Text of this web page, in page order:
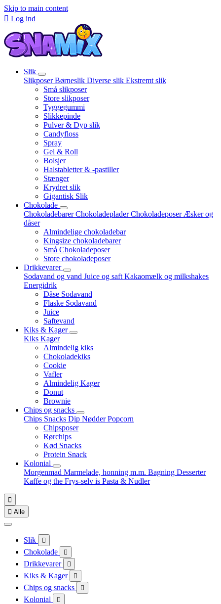
Skip to main content
 Log ind
Slik
SlikposerBørneslik Diverse slik Ekstremt slik
Små slikposer
Store slikposer
Tyggegummi
Slikkepinde
Pulver & Dyp slik
Candyfloss
Spray
Gel & Roll
Bolsjer
Halstabletter & -pastiller
Stænger
Krydret slik
Gigantisk Slik
Chokolade
ChokoladebarerChokoladepladerChokoladeposer Æsker og
dåser
Almindelige chokoladebar
Kingsize chokoladebarer
Små Chokoladeposer
Store chokoladeposer
Drikkevarer
Sodavand og vand Juice og saft Kakaomælk og milkshakes
Energidrik
Dåse Sodavand
Flaske Sodavand
Juice
Saftevand
Kiks & Kager
Kiks Kager
Almindelig kiks
Chokoladekiks
Cookie
Vafler
Almindelig Kager
Donut
Brownie
Chips og snacks
Chips Snacks Dip NødderPopcorn
Chipsposer
Rørchips
Kød Snacks
Protein Snack
Kolonial
Morgenmad Marmelade, honning m.m. Bagning Desserter
Kaffe og the Frys-selv is Pasta & Nudler

 Alle
Slik 
Chokolade 
Drikkevarer 
Kiks & Kager 
Chips og snacks 
Kolonial 